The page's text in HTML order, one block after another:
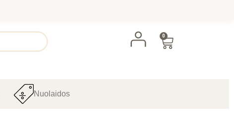
0
Nuolaidos